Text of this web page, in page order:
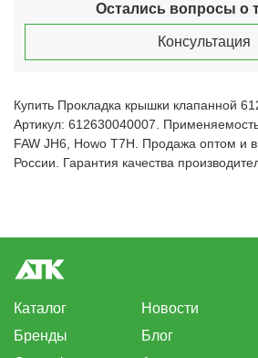
Остались вопросы о
Консультация
Купить Прокладка крышки клапанной
Артикул: 612630040007.
FAW JH6, Howo T7H. Продажа оптом и
России. Гарантия качества
Каталог Новости
Бренды
Блог